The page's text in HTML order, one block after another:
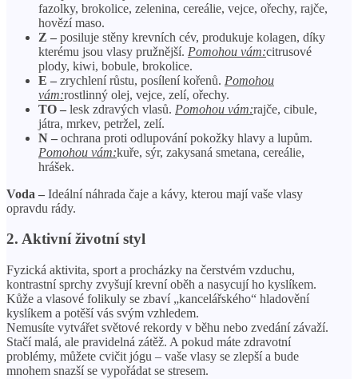
fazolky, brokolice, zelenina, cereálie, vejce, ořechy, rajče,
hovězí maso.
Z – posiluje stěny krevních cév, produkuje kolagen, díky
kterému jsou vlasy pružnější. Pomohou vám:citrusové
plody, kiwi, bobule, brokolice.
E – zrychlení růstu, posílení kořenů. Pomohou
vám:rostlinný olej, vejce, zelí, ořechy.
TO – lesk zdravých vlasů. Pomohou vám:rajče, cibule,
játra, mrkev, petržel, zelí.
N – ochrana proti odlupování pokožky hlavy a lupům.
Pomohou vám:kuře, sýr, zakysaná smetana, cereálie,
hrášek.
Voda – Ideální náhrada čaje a kávy, kterou mají vaše vlasy
opravdu rády.
2. Aktivní životní styl
Fyzická aktivita, sport a procházky na čerstvém vzduchu,
kontrastní sprchy zvyšují krevní oběh a nasycují ho kyslíkem.
Kůže a vlasové folikuly se zbaví „kancelářského“ hladovění
kyslíkem a potěší vás svým vzhledem.
Nemusíte vytvářet světové rekordy v běhu nebo zvedání závaží.
Stačí malá, ale pravidelná zátěž. A pokud máte zdravotní
problémy, můžete cvičit jógu – vaše vlasy se zlepší a bude
mnohem snazší se vypořádat se stresem.